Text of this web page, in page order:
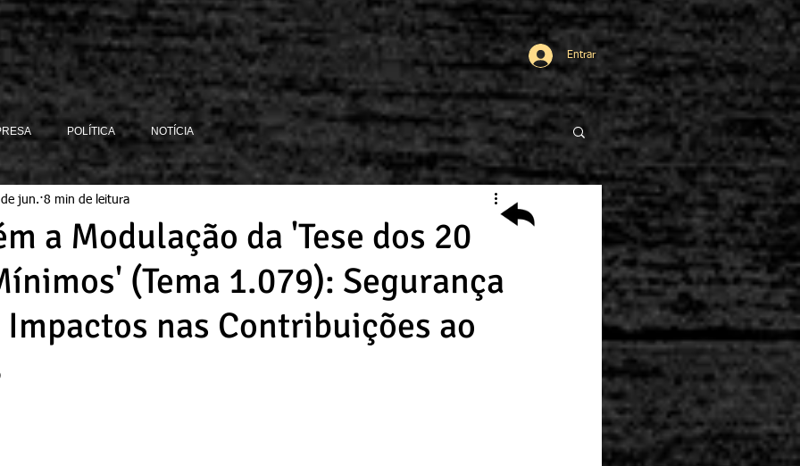
Entrar
POLÍTICA NOTÍCIA
a Modulação da 'Tese dos 20
(Tema 1.079): Segurança
nas Contribuições ao
jun. 8 min de leitura